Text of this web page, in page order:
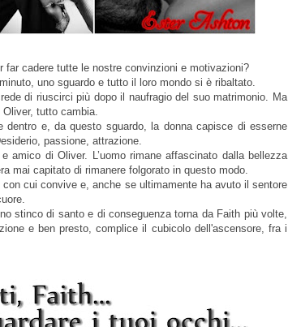
far cadere tutte le nostre convinzioni e motivazioni?
uno sguardo e tutto il loro mondo si è ribaltato.
di riuscirci più dopo il naufragio del suo matrimonio. Ma
tutto cambia.
dentro e, da questo sguardo, la donna capisce di esserne
passione, attrazione.
amico di Oliver. L’uomo rimane affascinato dalla bellezza
mai capitato di rimanere folgorato in questo modo.
cui convive e, anche se ultimamente ha avuto il sentore
stinco di santo e di conseguenza torna da Faith più volte,
e ben presto, complice il cubicolo dell'ascensore, fra i